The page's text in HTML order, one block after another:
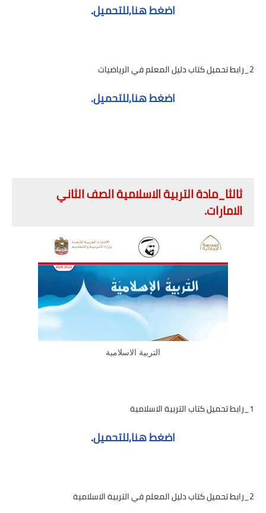
اضغط هنا,للتحميل.
2_رابط تحميل كتاب دليل المعلم في الرياضيات
اضغط هنا,للتحميل.
ثالثا_مادة التربية الاسلامية الصف الثاني
الامارات.
التربية الاسلامية
1_رابط تحميل كتاب التربية الاسلامية
اضغط هنا,للتحميل.
2_رابط تحميل كتاب دليل المعلم في التربية الاسلامية